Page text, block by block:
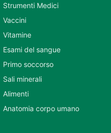
Strumenti Medici
Vaccini
Vitamine
Esami del sangue
Primo soccorso
Sali minerali
Alimenti
Anatomia corpo umano